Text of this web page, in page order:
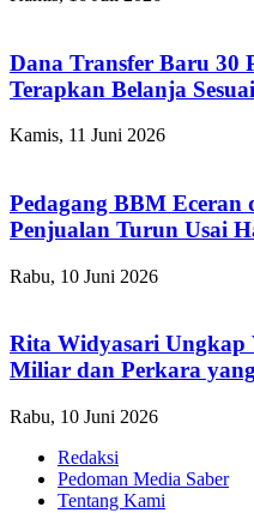
Dana Transfer Baru 30
Terapkan Belanja
Kamis, 11 Juni 2026
Pedagang BBM
Penjualan Turun Usai
Rabu, 10 Juni 2026
Rita Widyasari Ungkap
Miliar dan Perkara
Rabu, 10 Juni 2026
Redaksi
Pedoman Media Saber
Tentang Kami